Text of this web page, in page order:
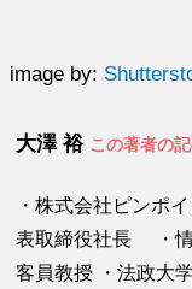
image by:
大澤 裕 この著者の
・株式会社ピンポ
表取締役社長 ・情
客員教授 ・法政大